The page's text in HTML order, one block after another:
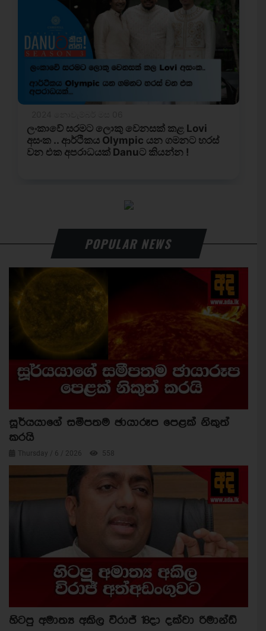
POPULAR NEWS
සූර්යයාගේ සමීපතම ඡායාරූප පෙළක් නිකුත්
කරයි
Thursday / 6 / 2026 558
හිටපු අමාත්‍ය අකිල විරාජ් 18දා දක්වා රිමාන්ඩ්